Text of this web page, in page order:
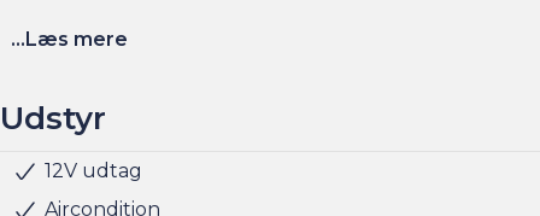
Elbilsinfo:
Hurtigladning: 50 kw (10-80% = ca. 24 min)
...Læs mere
Udstyr
12V udtag
Aircondition
Isofix
ESP
Airbag
Skiltegenkendelse
Android Auto
Centrallås
Digital instrumentering
Multifunktionsrat
Musikstreaming via bluetooth
Nøglefri start
Sædevarme for
Splitbagsæde
Stofindtræk
Armlæn
Apple CarPlay